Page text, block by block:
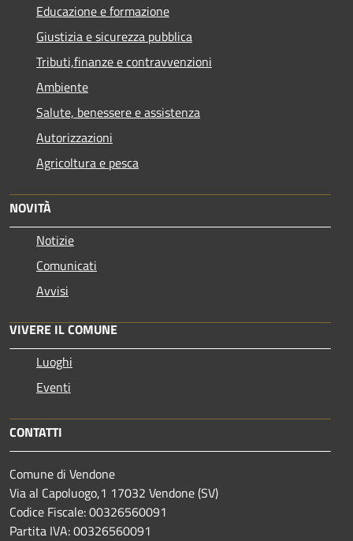
Educazione e formazione
Giustizia e sicurezza pubblica
Tributi,finanze e contravvenzioni
Ambiente
Salute, benessere e assistenza
Autorizzazioni
Agricoltura e pesca
NOVITÀ
Notizie
Comunicati
Avvisi
VIVERE IL COMUNE
Luoghi
Eventi
CONTATTI
Comune di Vendone
Via al Capoluogo,1 17032 Vendone (SV)
Codice Fiscale: 00326560091
Partita IVA: 00326560091